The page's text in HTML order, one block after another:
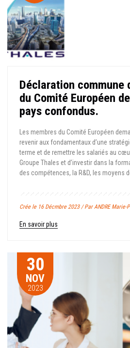
Déclaration commune
du Comité Européen
pays confondus.
Les membres du Comité Européen
revenir aux fondamentaux d’une
terme et de remettre les salariés au
Groupe Thales et d’investir dans la
des compétences, la R&D, les moyens
Crée le 16 Décmbre 2023 / Par ANDRE Marie-
En savoir plus
30
NOV
2023